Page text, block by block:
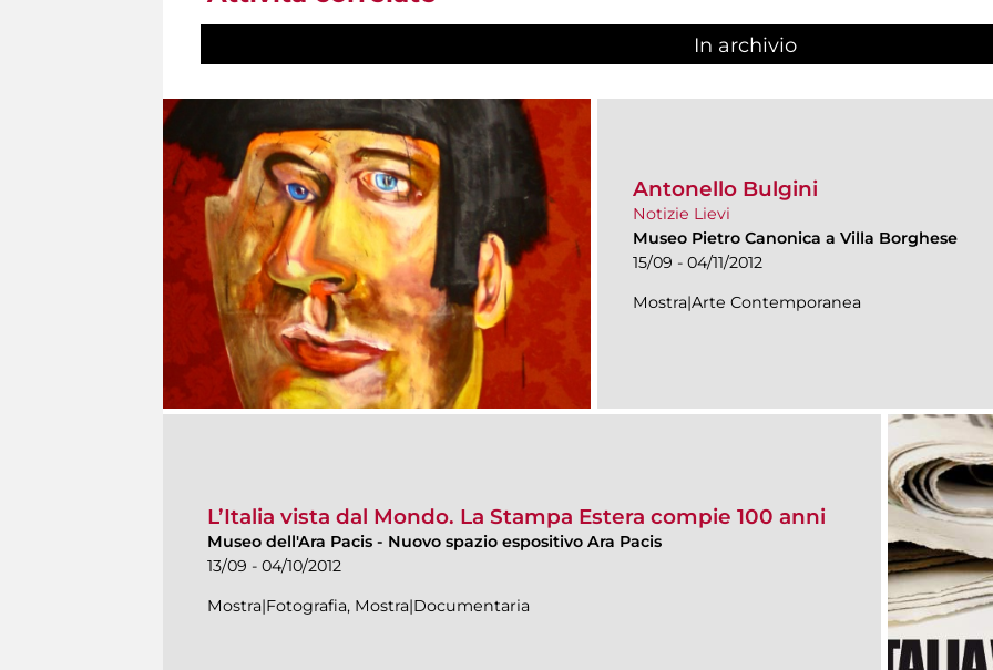
In archivio
Antonello Bulgini
Notizie Lievi
Museo Pietro Canonica a Villa Borghese
15/09 - 04/11/2012
Mostra|Arte Contemporanea
L’Italia vista dal Mondo. La Stampa Estera compie 100 anni
Museo dell'Ara Pacis - Nuovo spazio espositivo Ara Pacis
13/09 - 04/10/2012
Mostra|Fotografia, Mostra|Documentaria